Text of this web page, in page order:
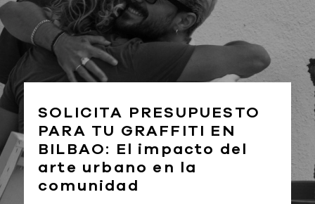
SOLICITA PRESUPUESTO
PARA TU GRAFFITI EN
BILBAO: El impacto del
arte urbano en la
comunidad